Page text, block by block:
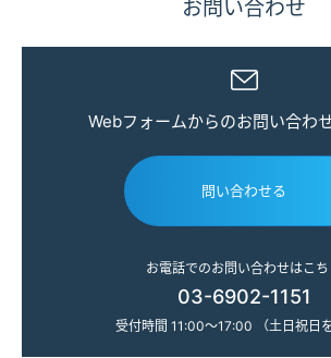
お問い合わせ
Webフォームからのお問い合わ
問い合わせる
お電話でのお問い合わせはこち
03-6902-1151
受付時間 11:00～17:00 （土日祝日を